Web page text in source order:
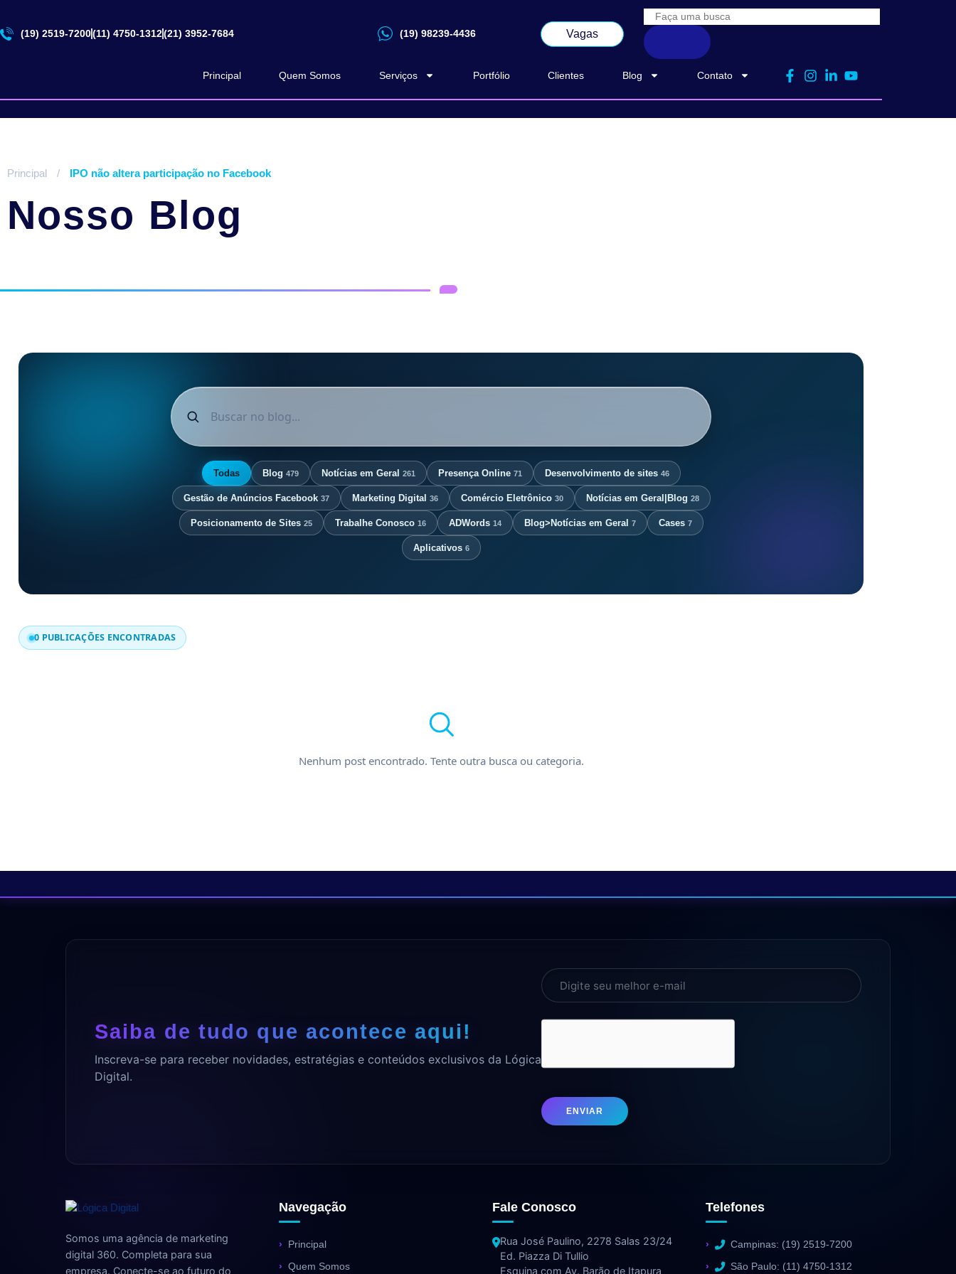
(19) 2519-7200(11) 4750-1312(21) 3952-7684 (19) 98239-4436 Vagas
Principal Quem Somos Serviços Portfólio Clientes Blog Contato
Principal / IPO não altera participação no Facebook
Nosso Blog
Todas Blog 479 Notícias em Geral 261 Presença Online 71 Desenvolvimento de sites 46
Gestão de Anúncios Facebook 37 Marketing Digital 36 Comércio Eletrônico 30 Notícias em Geral|Blog 28
Posicionamento de Sites 25 Trabalhe Conosco 16 ADWords 14 Blog>Notícias em Geral 7 Cases 7
Aplicativos 6
0 PUBLICAÇÕES ENCONTRADAS
Nenhum post encontrado. Tente outra busca ou categoria.
Saiba de tudo que acontece aqui!
Inscreva-se para receber novidades, estratégias e conteúdos exclusivos da Lógica
Digital.
ENVIAR
Somos uma agência de marketing
digital 360. Completa para sua
empresa. Conecte-se ao futuro do
Navegação
Principal
Quem Somos
Fale Conosco
Rua José Paulino, 2278 Salas 23/24
Ed. Piazza Di Tullio
Esquina com Av. Barão de Itapura
Telefones
Campinas: (19) 2519-7200
São Paulo: (11) 4750-1312